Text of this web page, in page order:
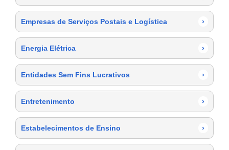
Empresas de Serviços Postais e Logística ›
Energia Elétrica ›
Entidades Sem Fins Lucrativos ›
Entretenimento ›
Estabelecimentos de Ensino ›